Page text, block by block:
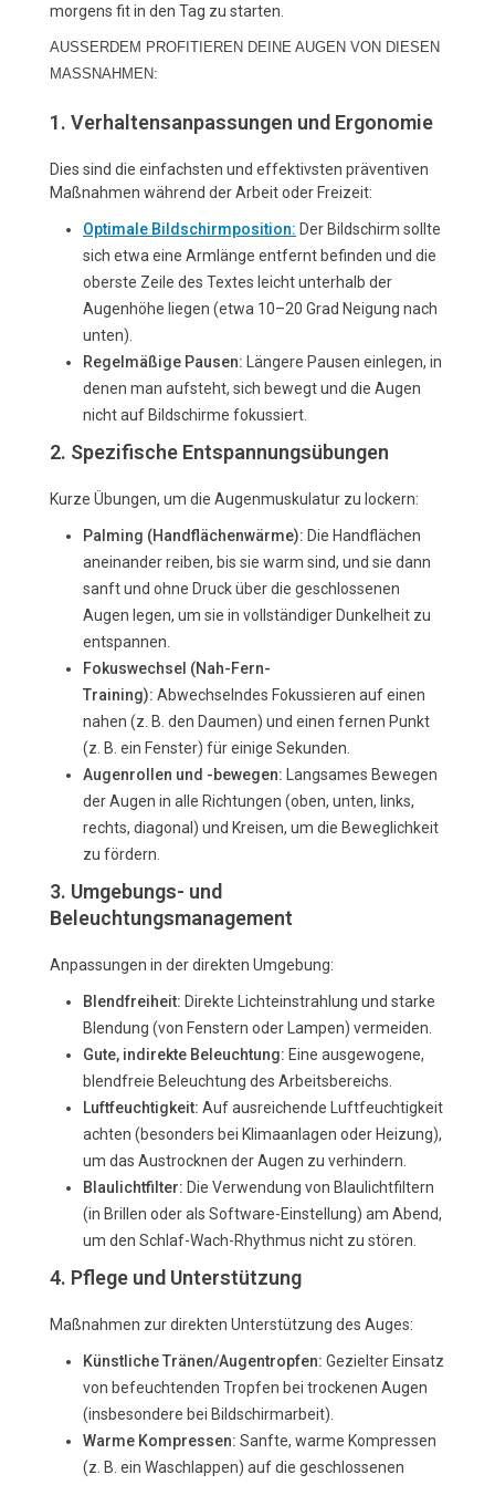
morgens fit in den Tag zu starten.
AUSSERDEM PROFITIEREN DEINE AUGEN VON DIESEN M
ASSNAHMEN:
1. Verhaltensanpassungen und Ergonomie
Dies sind die einfachsten und effektivsten präventiven
Maßnahmen während der Arbeit oder Freizeit:
Optimale Bildschirmposition: Der Bildschirm sollte
sich etwa eine Armlänge entfernt befinden und die
oberste Zeile des Textes leicht unterhalb der
Augenhöhe liegen (etwa 10–20 Grad Neigung nach
unten).
Regelmäßige Pausen: Längere Pausen einlegen, in
denen man aufsteht, sich bewegt und die Augen
nicht auf Bildschirme fokussiert.
2. Spezifische Entspannungsübungen
Kurze Übungen, um die Augenmuskulatur zu lockern:
Palming (Handflächenwärme): Die Handflächen
aneinander reiben, bis sie warm sind, und sie dann
sanft und ohne Druck über die geschlossenen
Augen legen, um sie in vollständiger Dunkelheit zu
entspannen.
Fokuswechsel (Nah-Fern-
Training): Abwechselndes Fokussieren auf einen
nahen (z. B. den Daumen) und einen fernen Punkt
(z. B. ein Fenster) für einige Sekunden.
Augenrollen und -bewegen: Langsames Bewegen
der Augen in alle Richtungen (oben, unten, links,
rechts, diagonal) und Kreisen, um die Beweglichkeit
zu fördern.
3. Umgebungs- und
Beleuchtungsmanagement
Anpassungen in der direkten Umgebung:
Blendfreiheit: Direkte Lichteinstrahlung und starke
Blendung (von Fenstern oder Lampen) vermeiden.
Gute, indirekte Beleuchtung: Eine ausgewogene,
blendfreie Beleuchtung des Arbeitsbereichs.
Luftfeuchtigkeit: Auf ausreichende Luftfeuchtigkeit
achten (besonders bei Klimaanlagen oder Heizung),
um das Austrocknen der Augen zu verhindern.
Blaulichtfilter: Die Verwendung von Blaulichtfiltern
(in Brillen oder als Software-Einstellung) am Abend,
um den Schlaf-Wach-Rhythmus nicht zu stören.
4. Pflege und Unterstützung
Maßnahmen zur direkten Unterstützung des Auges:
Künstliche Tränen/Augentropfen: Gezielter Einsatz
von befeuchtenden Tropfen bei trockenen Augen
(insbesondere bei Bildschirmarbeit).
Warme Kompressen: Sanfte, warme Kompressen
(z. B. ein Waschlappen) auf die geschlossenen